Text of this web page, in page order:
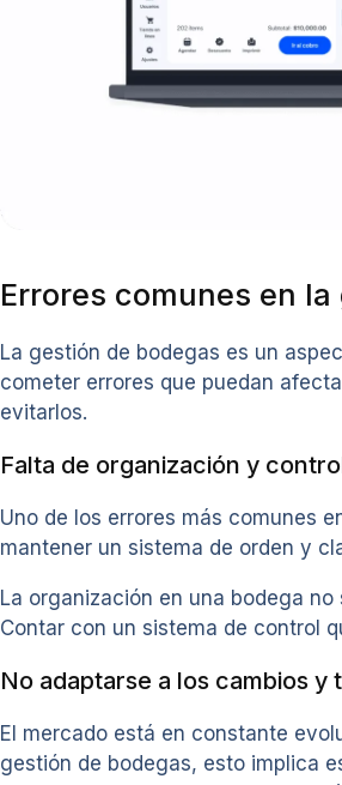
Errores comunes en
La gestión de bodegas es un
cometer errores que puedan
evitarlos.
Falta de organización y
Uno de los errores más comunes
mantener un sistema de orden y
La organización en una bodega
Contar con un sistema de control
No adaptarse a los cambios
El mercado está en constante
gestión de bodegas, esto implica